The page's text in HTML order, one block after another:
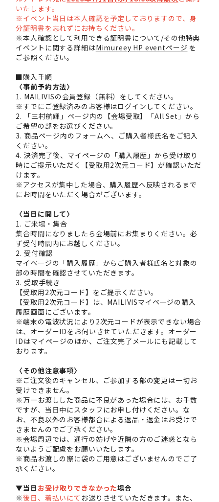
いたします。
※イベント当日は本人確認を予定しておりますので、身
分証明書を忘れずにお持ちください。
※本人確認として利用できる証明書について/その他特典
イベントに関する詳細はMimureey HP eventページ を
ご参照ください。
■購入手順
〈事前予約方法〉
1. MAILIVISの会員登録（無料）をしてください。
※すでにご登録済みのお客様はログインしてください。
2. 「三村航輝」ページ内の【会場受取】「All Set」から
ご希望の部をお選びください。
3. 商品ページ内のフォームへ、ご購入者様氏名をご記入
ください。
4. 決済完了後、マイページの「購入履歴」から受け取り
時にご提示いただく【受取用2次元コード】が確認いただ
けます。
※アクセスが集中した場合、購入履歴へ反映されるまで
にお時間をいただく場合がございます。
〈当日に関して〉
1. ご来場・集合
集合時間になりましたら会場前にお集まりください。必
ず受付時間内にお越しください。
2. 受付確認
マイページの「購入履歴」からご購入者様氏名と対象の
部の時間を確認させていただきます。
3. 受取手続き
【受取用2次元コード】をご提示ください。
【受取用2次元コード】は、MAILIVISマイページの購入
履歴画面にございます。
※端末の電波状況により2次元コードが表示できない場合
は、オーダーIDをお伺いさせていただきます。オーダー
IDはマイページのほか、ご注文完了メールにも記載して
おります。
〈その他注意事項〉
※ご注文後のキャンセル、ご参加する部の変更は一切お
受けできません。
※万一お渡しした商品に不良があった場合には、お手数
ですが、当日中にスタッフにお申し付けください。な
お、不良以外のお客様都合による返品・返金はお受けで
きませんのでご了承ください。
※会場周辺では、通行の妨げや近隣の方のご迷惑となら
ないようご配慮をお願いいたします。
※商品お渡しの際に袋のご用意はございませんのでご了
承ください。
▼当日 お受け取りできなかった場合
※後日、着払いにて お送りさせていただきます。また、